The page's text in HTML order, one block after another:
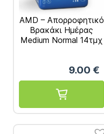
AMD – Απορροφητικό
Βρακάκι Ημέρας
Medium Normal 14τμχ
9.00 €